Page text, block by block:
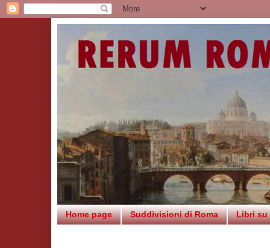
Home page Suddivisioni di Roma Libri su